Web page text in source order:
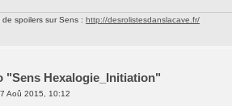
spoilers sur Sens : http://desrolistesdanslacave.fr/
"Sens Hexalogie_Initiation"
Aoû 2015, 10:12